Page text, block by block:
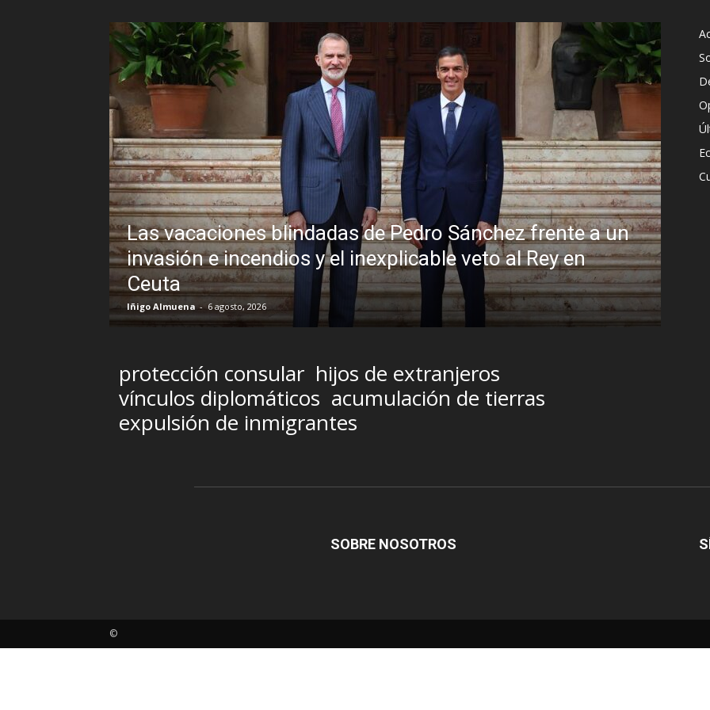
Pedro Sánchez frente a un
veto al Rey en
Sin disimulo: la peligrosa promiscuidad
Brasil y la sombra del Foro de São Paulo
R.C. Gómez 5 agosto, 2026
protección consular hijos de extranjeros
vínculos diplomáticos acumulación de tierras
expulsión de inmigrantes
SOBRE NOSOTROS
©